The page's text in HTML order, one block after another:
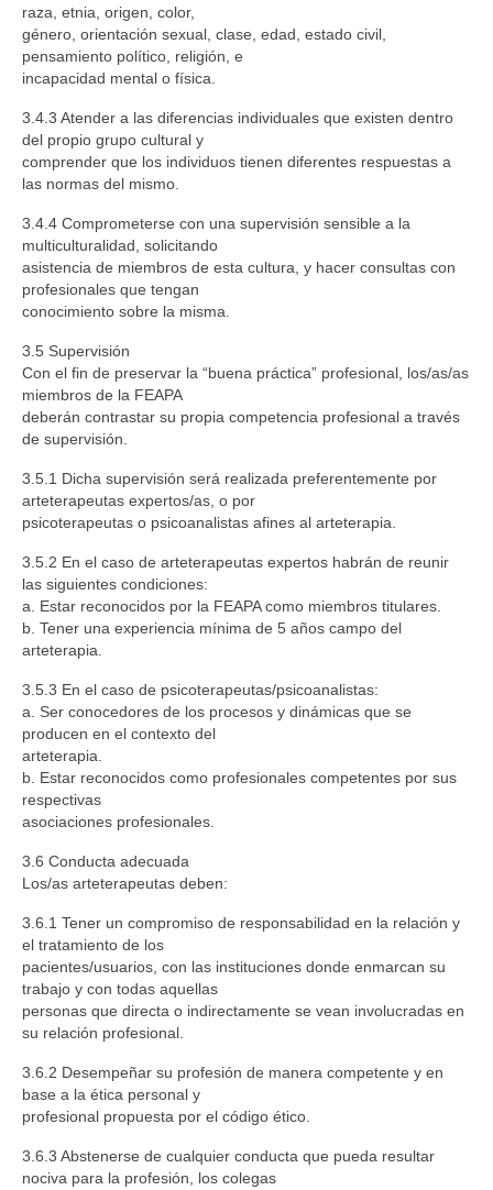
raza, etnia, origen, color,
género, orientación sexual, clase, edad, estado civil,
pensamiento político, religión, e
incapacidad mental o física.
3.4.3 Atender a las diferencias individuales que existen dentro
del propio grupo cultural y
comprender que los individuos tienen diferentes respuestas a
las normas del mismo.
3.4.4 Comprometerse con una supervisión sensible a la
multiculturalidad, solicitando
asistencia de miembros de esta cultura, y hacer consultas con
profesionales que tengan
conocimiento sobre la misma.
3.5 Supervisión
Con el fin de preservar la “buena práctica” profesional, los/as/as
miembros de la FEAPA
deberán contrastar su propia competencia profesional a través
de supervisión.
3.5.1 Dicha supervisión será realizada preferentemente por
arteterapeutas expertos/as, o por
psicoterapeutas o psicoanalistas afines al arteterapia.
3.5.2 En el caso de arteterapeutas expertos habrán de reunir
las siguientes condiciones:
a. Estar reconocidos por la FEAPA como miembros titulares.
b. Tener una experiencia mínima de 5 años campo del
arteterapia.
3.5.3 En el caso de psicoterapeutas/psicoanalistas:
a. Ser conocedores de los procesos y dinámicas que se
producen en el contexto del
arteterapia.
b. Estar reconocidos como profesionales competentes por sus
respectivas
asociaciones profesionales.
3.6 Conducta adecuada
Los/as arteterapeutas deben:
3.6.1 Tener un compromiso de responsabilidad en la relación y
el tratamiento de los
pacientes/usuarios, con las instituciones donde enmarcan su
trabajo y con todas aquellas
personas que directa o indirectamente se vean involucradas en
su relación profesional.
3.6.2 Desempeñar su profesión de manera competente y en
base a la ética personal y
profesional propuesta por el código ético.
3.6.3 Abstenerse de cualquier conducta que pueda resultar
nociva para la profesión, los colegas